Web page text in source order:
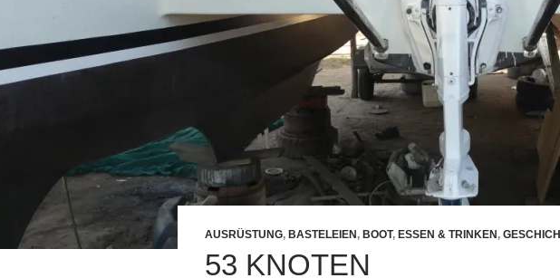
AUSRÜSTUNG, BASTELEIEN , BOOT, ESSEN & TRINKEN ,
53 KNOTEN